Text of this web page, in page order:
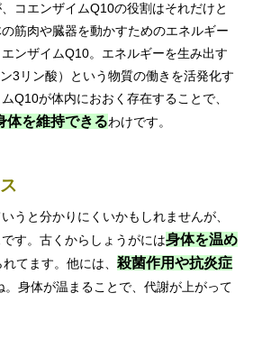
コエンザイムQ10の役割はそれだけと
筋肉や臓器を動かすためのエネルギー
ンザイムQ10。エネルギーを生み出す
3リン酸）という物質の働きを活発化す
Q10が体内におおく存在することで、
体を維持できるわけです。
うと分かりにくいかもしれませんが、
す。古くからしょうがには身体を温め
てます。他には、 殺菌作用や抗炎症
。身体が温まることで、代謝が上がって